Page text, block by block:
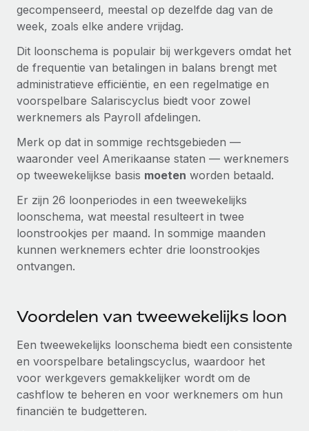
Zzp'ers internationaal onboarden en beheren
PEO
Ingewikkelde HR-taken eenvoudig uitbesteden
INFRASTRUCTUUR
Remote Embedded
Platform
Ingebouwde essentiële HR-functies voor je team
Verbinden
Nieuw
AI-tools koppelen aan Remote met onze MCP
Integraties
Processen stroomlijnen met essentiële zakelijke tools
DIENSTEN
Vraag een expert
Krijg hulp van global HR- en juridische experts
Achtergrondonderzoek
Start-ups
Flexibele global HR en payroll solutions voor groeiende
bedrijven
Mid-market
Teams uitbreiden met HR solutions op maat
Global HR voor grote bedrijven
WERK MET ONS SAMEN
Strategische technologiepartners
Integreer global HR flexibel in je platform
Ontdek hoe je met ons kunt samenwerken
Remote Build
Binnenkort beschikbaar
Integraties en advies over AI-automatiseringen
Betalingscalculator voor zzp'ers
Ontdek valuta-opties en betaalsnelheden voor
LEREN MET REMOTE
Onderzoek en gidsen
Casestudy's
Checklists en templates
Bibliotheek met functiebeschrijvingen
Webinars
Newsroom
Inzichtencentrum
Support
Nederlands
Français
Italiano
Português (Portugal)
日本語
Inloggen
gecompenseerd, meestal op dezelfde dag van de
week, zoals elke andere vrijdag.
Dit loonschema is populair bij werkgevers omdat het
de frequentie van betalingen in balans brengt met
administratieve efficiëntie, en een regelmatige en
voorspelbare Salariscyclus biedt voor zowel
werknemers als Payroll afdelingen.
Merk op dat in sommige rechtsgebieden —
waaronder veel Amerikaanse staten — werknemers
op tweewekelijkse basis moeten worden betaald.
Er zijn 26 loonperiodes in een tweewekelijks
loonschema, wat meestal resulteert in twee
loonstrookjes per maand. In sommige maanden
kunnen werknemers echter drie loonstrookjes
ontvangen.
Voordelen van tweewekelijks loon
Een tweewekelijks loonschema biedt een consistente
en voorspelbare betalingscyclus, waardoor het
voor werkgevers gemakkelijker wordt om de
cashflow te beheren en voor werknemers om hun
financiën te budgetteren.